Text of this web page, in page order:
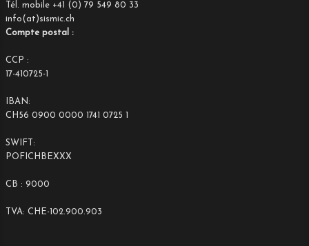
Tél. mobile +41 (0) 79 549 80 33
info(at)sismic.ch
Compte postal :
CCP :
17-410725-1
IBAN:
CH56 0900 0000 1741 0725 1
SWIFT:
POFICHBEXXX
CB : 9000
TVA: CHE-102.900.903